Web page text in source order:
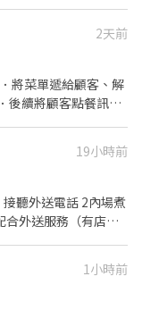
2天前
將菜單遞給顧客、解
後續將顧客點餐訊息
．準備不同餐點所需
19小時前
聽外送電話 2內場煮
合外送服務（有店車
1小時前